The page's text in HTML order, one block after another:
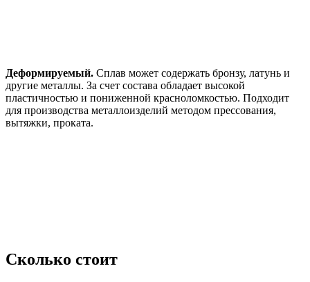
Деформируемый. Сплав может содержать бронзу, латунь и
другие металлы. За счет состава обладает высокой
пластичностью и пониженной красноломкостью. Подходит
для производства металлоизделий методом прессования,
вытяжки, проката.
Сколько стоит